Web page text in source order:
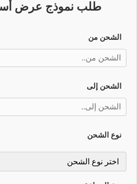
طلب نموذج عرض
الشحن من
الشحن إلى
نوع الشحن